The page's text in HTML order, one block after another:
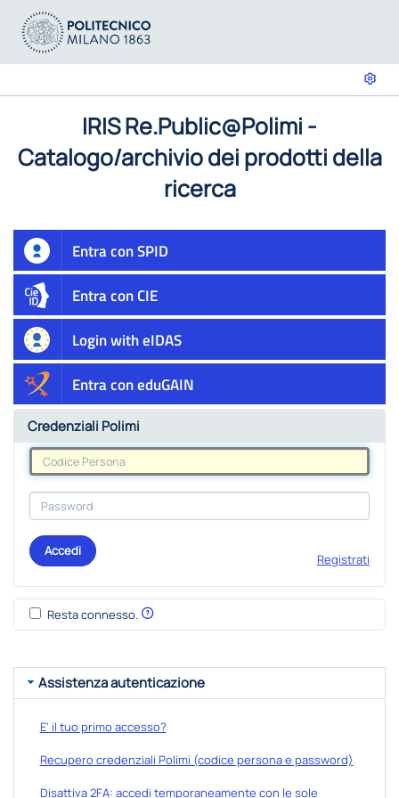
IRIS Re.Public@Polimi -
Catalogo/archivio dei prodotti della
ricerca
Entra con SPID
Entra con CIE
Login with eIDAS
Entra con eduGAIN
Credenziali Polimi
Accedi
Registrati
Resta connesso.
Assistenza autenticazione
E' il tuo primo accesso?
Recupero credenziali Polimi (codice persona e password)
Disattiva 2FA: accedi temporaneamente con le sole